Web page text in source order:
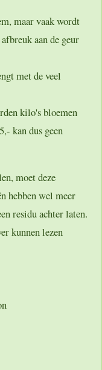
maar vaak wordt
aan de geur
met de veel
kilo's bloemen
kan dus geen
moet deze
hebben wel meer
residu achter laten.
kunnen lezen